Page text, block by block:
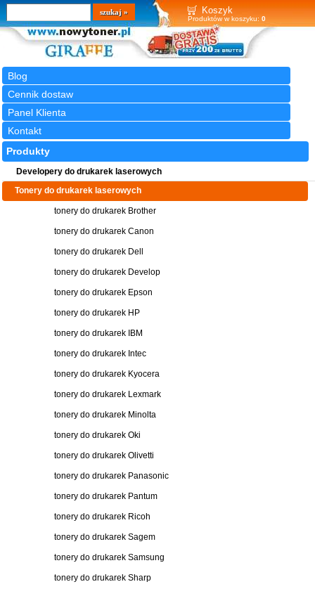
Koszyk
Produktów w koszyku: 0
Blog
Cennik dostaw
Panel Klienta
Kontakt
Wyszukiwarka
szukaj
Produkty
Developery do drukarek laserowych
Tonery do drukarek laserowych
tonery do drukarek Brother
tonery do drukarek Canon
tonery do drukarek Dell
tonery do drukarek Develop
tonery do drukarek Epson
tonery do drukarek HP
tonery do drukarek IBM
tonery do drukarek Intec
tonery do drukarek Kyocera
tonery do drukarek Lexmark
tonery do drukarek Minolta
tonery do drukarek Oki
tonery do drukarek Olivetti
tonery do drukarek Panasonic
tonery do drukarek Pantum
tonery do drukarek Ricoh
tonery do drukarek Sagem
tonery do drukarek Samsung
tonery do drukarek Sharp